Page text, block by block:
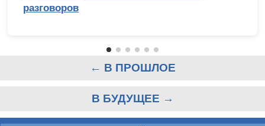
разговоров
← В ПРОШЛОЕ
В БУДУЩЕЕ →